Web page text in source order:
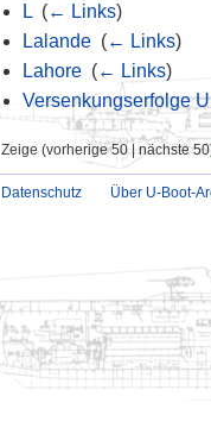
L‎ (← Links)
Lalande‎ (← Links)
Lahore‎ (← Links)
Versenkungserfolge
Zeige (vorherige 50 | nächste
Datenschutz Über U-Boot-